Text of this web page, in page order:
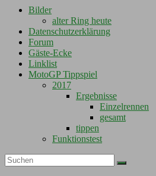
Bilder
alter Ring heute
Datenschutzerklärung
Forum
Gäste-Ecke
Linklist
MotoGP Tippspiel
2017
Ergebnisse
Einzelrennen
gesamt
tippen
Funktionstest